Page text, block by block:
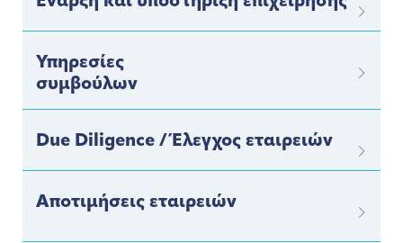
Υπηρεσίες
συμβούλων
Due Diligence / Έλεγχος εταιρειών
Αποτιμήσεις εταιρειών